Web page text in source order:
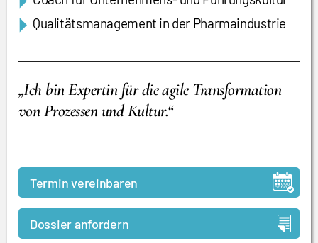
Qualitätsmanagement in der Pharmaindustrie
„Ich bin Expertin für die agile Transformation
von Prozessen und Kultur.“
Termin vereinbaren
Dossier anfordern